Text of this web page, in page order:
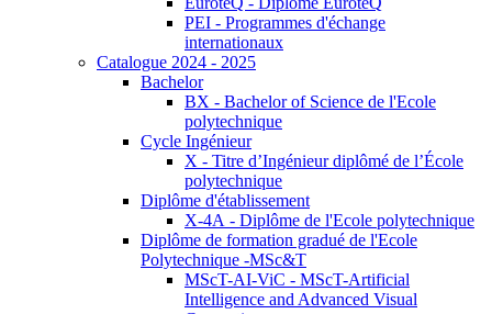
PEI - Programmes d'échange
internationaux
Catalogue 2024 - 2025
Bachelor
BX - Bachelor of Science de l'Ecole
polytechnique
Cycle Ingénieur
X - Titre d’Ingénieur diplômé de l’École
polytechnique
Diplôme d'établissement
X-4A - Diplôme de l'Ecole polytechnique
Diplôme de formation gradué de l'Ecole
Polytechnique -MSc&T
MScT-AI-ViC - MScT-Artificial
Intelligence and Advanced Visual